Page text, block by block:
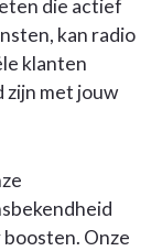
die actief
kan radio
klanten
zijn met jouw
Onze